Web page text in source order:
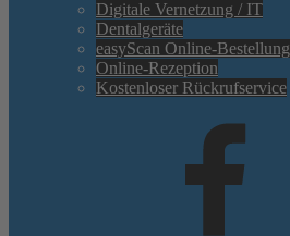
Digitale Vernetzung / IT
Dentalgeräte
easyScan Online-Bestellung
Online-Rezeption
Kostenloser Rückrufservice